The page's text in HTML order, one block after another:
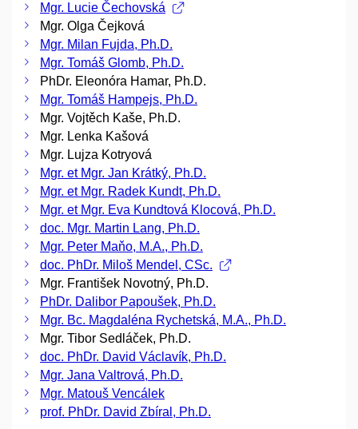
Mgr. Lucie Čechovská
Mgr. Olga Čejková
Mgr. Milan Fujda, Ph.D.
Mgr. Tomáš Glomb, Ph.D.
PhDr. Eleonóra Hamar, Ph.D.
Mgr. Tomáš Hampejs, Ph.D.
Mgr. Vojtěch Kaše, Ph.D.
Mgr. Lenka Kašová
Mgr. Lujza Kotryová
Mgr. et Mgr. Jan Krátký, Ph.D.
Mgr. et Mgr. Radek Kundt, Ph.D.
Mgr. et Mgr. Eva Kundtová Klocová, Ph.D.
doc. Mgr. Martin Lang, Ph.D.
Mgr. Peter Maňo, M.A., Ph.D.
doc. PhDr. Miloš Mendel, CSc.
Mgr. František Novotný, Ph.D.
PhDr. Dalibor Papoušek, Ph.D.
Mgr. Bc. Magdaléna Rychetská, M.A., Ph.D.
Mgr. Tibor Sedláček, Ph.D.
doc. PhDr. David Václavík, Ph.D.
Mgr. Jana Valtrová, Ph.D.
Mgr. Matouš Vencálek
prof. PhDr. David Zbíral, Ph.D.